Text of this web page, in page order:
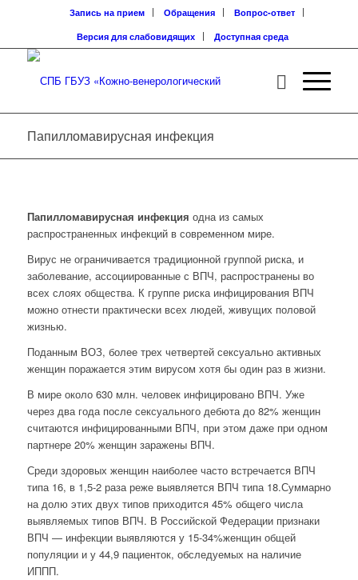
Запись на прием Обращения
Вопрос-ответ
Версия для слабовидящих
Доступная среда
Папилломавирусная инфекция
Папилломавирусная инфекция одна из самых
распространенных инфекций в современном мире.
Вирус не ограничивается традиционной группой риска, и
заболевание, ассоциированные с ВПЧ, распространены во
всех слоях общества. К группе риска инфицирования ВПЧ
можно отнести практически всех людей, живущих половой
жизнью.
Поданным ВОЗ, более трех четвертей сексуально активных
женщин поражается этим вирусом хотя бы один раз в жизни.
В мире около 630 млн. человек инфицировано ВПЧ. Уже
через два года после сексуального дебюта до 82% женщин
считаются инфицированными ВПЧ, при этом даже при одном
партнере 20% женщин заражены ВПЧ.
Среди здоровых женщин наиболее часто встречается ВПЧ
типа 16, в 1,5-2 раза реже выявляется ВПЧ типа 18.Суммарно
на долю этих двух типов приходится 45% общего числа
выявляемых типов ВПЧ. В Российской Федерации признаки
ВПЧ — инфекции выявляются у 15-34%женщин общей
популяции и у 44,9 пациенток, обследуемых на наличие
ИППП.